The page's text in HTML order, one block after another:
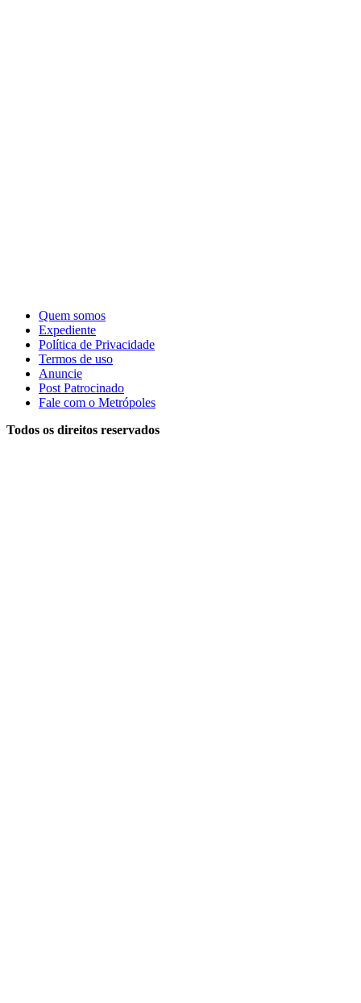
Quem somos
Expediente
Política de Privacidade
Termos de uso
Anuncie
Post Patrocinado
Fale com o Metrópoles
Todos os direitos reservados